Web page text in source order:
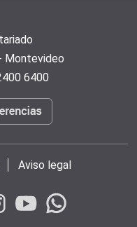
Montevideo
6400
Aviso legal